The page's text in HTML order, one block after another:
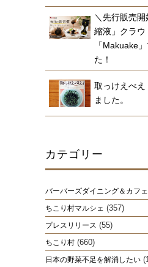
＼先行販売
縮液」クラ
「Makuake
た！
取っけえべえ
ました。
カテゴリー
バーバーズダイニング＆カフェ
ちこり村マルシェ (357)
プレスリリース (55)
ちこり村 (660)
日本の野菜不足を解消したい